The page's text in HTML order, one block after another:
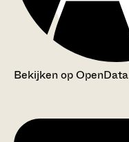
Bekijken op OpenData